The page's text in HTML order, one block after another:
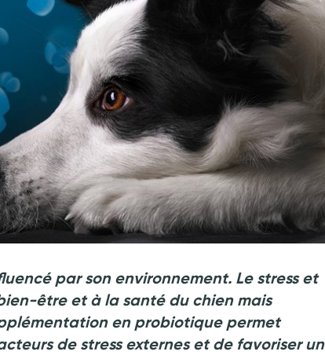
par son environnement. Le stress et
être et à la santé du chien mais
en probiotique permet
de stress externes et de favoriser un